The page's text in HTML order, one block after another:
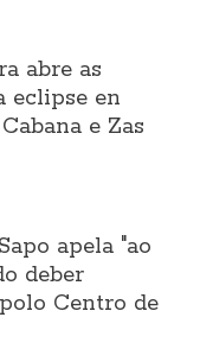
abre as
eclipse en
e Zas
apela "ao
deber
Centro de